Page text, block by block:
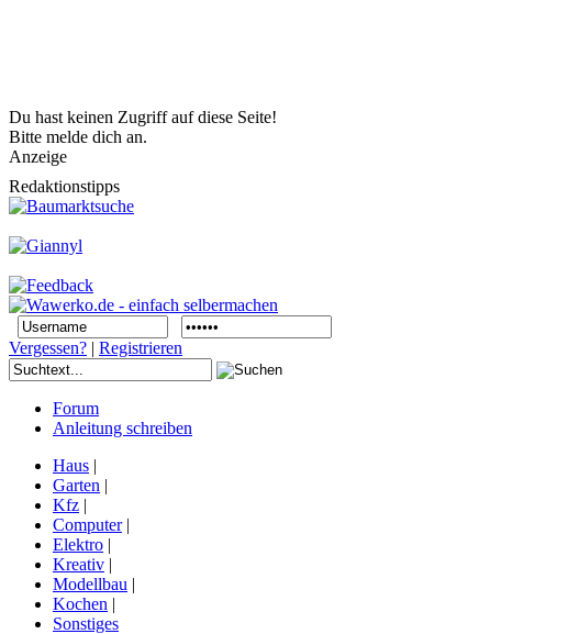
Du hast keinen Zugriff auf diese Seite!
Bitte melde dich an.
Anzeige
Redaktionstipps
Vergessen? | Registrieren
Forum
Anleitung schreiben
Haus |
Garten |
Kfz |
Computer|
Elektro |
Kreativ |
Modellbau |
Kochen |
Sonstiges